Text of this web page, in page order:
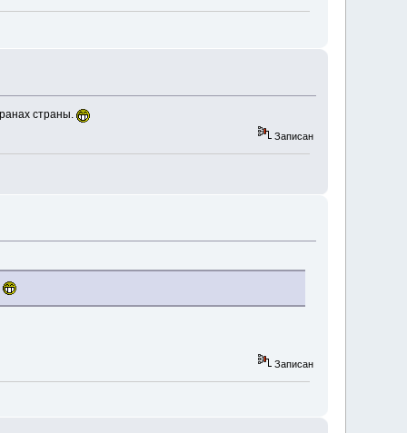
страны.
Записан
Записан